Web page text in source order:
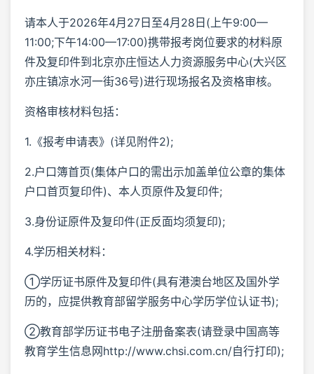
请本人于2026年4月27日至4月28日(上午9:00—
11:00;下午14:00—17:00)携带报考岗位要求的材料原
件及复印件到北京亦庄恒达人力资源服务中心(大兴区
亦庄镇凉水河一街36号)进行现场报名及资格审核。
资格审核材料包括：
1.《报考申请表》(详见附件2);
2.户口簿首页(集体户口的需出示加盖单位公章的集体
户口首页复印件)、本人页原件及复印件;
3.身份证原件及复印件(正反面均须复印);
4.学历相关材料：
①学历证书原件及复印件(具有港澳台地区及国外学
历的，应提供教育部留学服务中心学历学位认证书);
②教育部学历证书电子注册备案表(请登录中国高等
教育学生信息网http://www.chsi.com.cn/自行打印);